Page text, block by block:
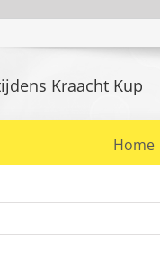
Home
Kraacht Kup